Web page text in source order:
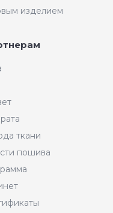
изделием
ткани
пошива